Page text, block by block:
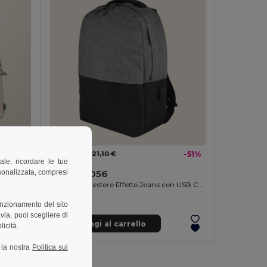
10,41 €21,10 € -51%
Goya 39056
Zaino in Poliestere Effetto Jeans con USB CAMPUS
Aggiungi al carrello
ricordare le tue
compresi
del sito
puoi scegliere di
nostra Politica sui